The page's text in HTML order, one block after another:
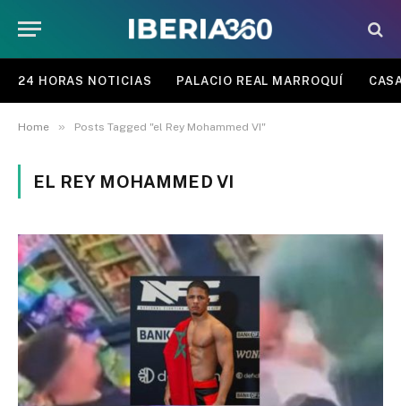
24 HORAS NOTICIAS PALACIO REAL MARROQUÍ
Home » Posts Tagged "el Rey Mohammed VI"
EL REY MOHAMMED VI